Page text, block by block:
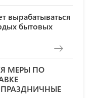
вырабатываться
бытовых
МЕРЫ ПО
ПРАЗДНИЧНЫЕ